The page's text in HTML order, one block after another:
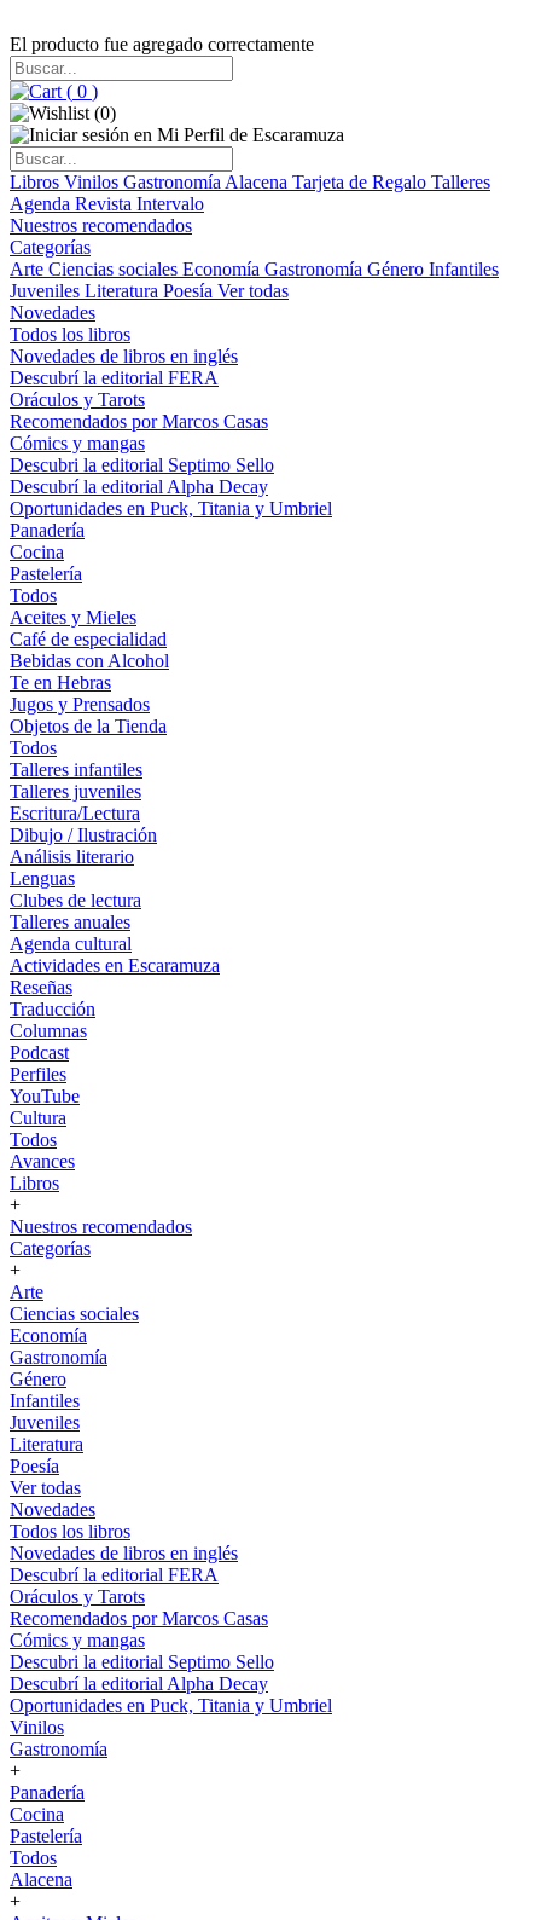
El producto fue agregado correctamente
( 0 )
(0)
Libros Vinilos Gastronomía Alacena Tarjeta de Regalo Talleres
Agenda Revista Intervalo
Nuestros recomendados
Categorías
Arte Ciencias sociales Economía Gastronomía Género Infantiles
Juveniles Literatura Poesía Ver todas
Novedades
Todos los libros
Novedades de libros en inglés
Descubrí la editorial FERA
Oráculos y Tarots
Recomendados por Marcos Casas
Cómics y mangas
Descubri la editorial Septimo Sello
Descubrí la editorial Alpha Decay
Oportunidades en Puck, Titania y Umbriel
Panadería
Cocina
Pastelería
Todos
Aceites y Mieles
Café de especialidad
Bebidas con Alcohol
Te en Hebras
Jugos y Prensados
Objetos de la Tienda
Todos
Talleres infantiles
Talleres juveniles
Escritura/Lectura
Dibujo / Ilustración
Análisis literario
Lenguas
Clubes de lectura
Talleres anuales
Agenda cultural
Actividades en Escaramuza
Reseñas
Traducción
Columnas
Podcast
Perfiles
YouTube
Cultura
Todos
Avances
Libros
+
Nuestros recomendados
Categorías
+
Arte
Ciencias sociales
Economía
Gastronomía
Género
Infantiles
Juveniles
Literatura
Poesía
Ver todas
Novedades
Todos los libros
Novedades de libros en inglés
Descubrí la editorial FERA
Oráculos y Tarots
Recomendados por Marcos Casas
Cómics y mangas
Descubri la editorial Septimo Sello
Descubrí la editorial Alpha Decay
Oportunidades en Puck, Titania y Umbriel
Vinilos
Gastronomía
+
Panadería
Cocina
Pastelería
Todos
Alacena
+